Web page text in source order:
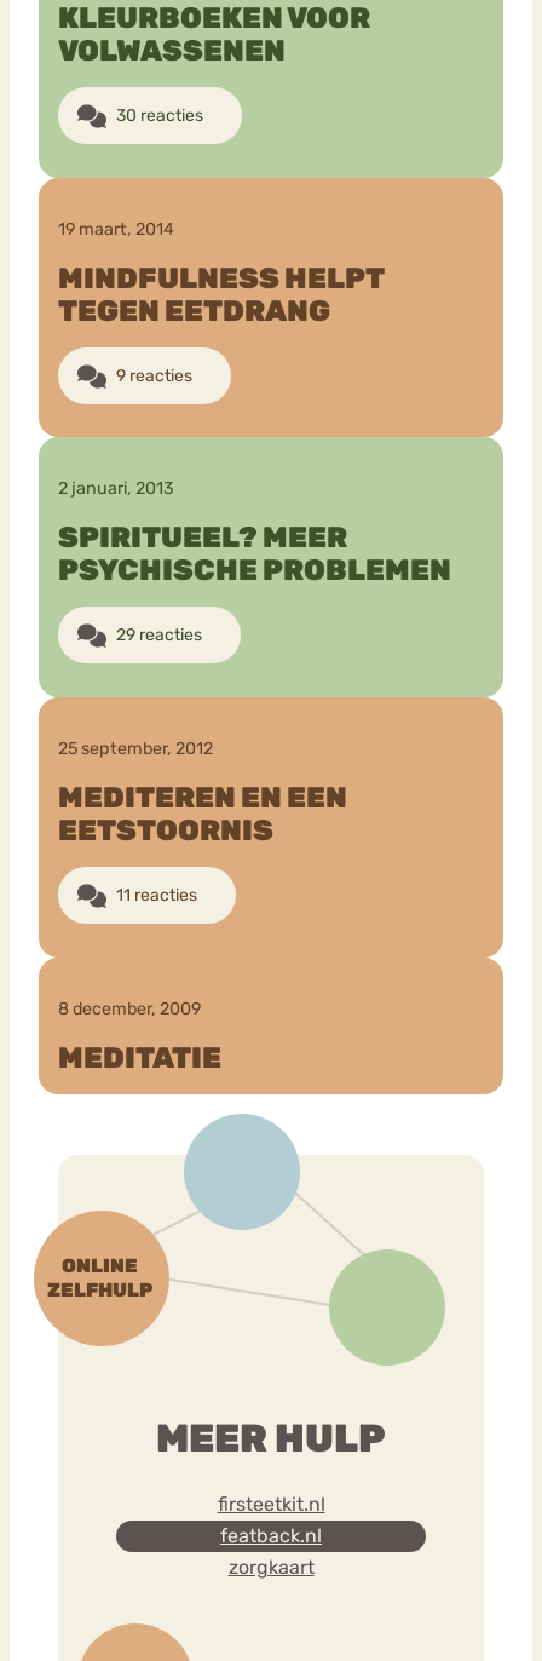
KLEURBOEKEN VOOR
VOLWASSENEN
30 reacties
19 maart, 2014
MINDFULNESS HELPT
TEGEN EETDRANG
9 reacties
2 januari, 2013
SPIRITUEEL? MEER
PSYCHISCHE PROBLEMEN
29 reacties
25 september, 2012
MEDITEREN EN EEN
EETSTOORNIS
11 reacties
8 december, 2009
MEDITATIE
MEER HULP
firsteetkit.nl
featback.nl
zorgkaart